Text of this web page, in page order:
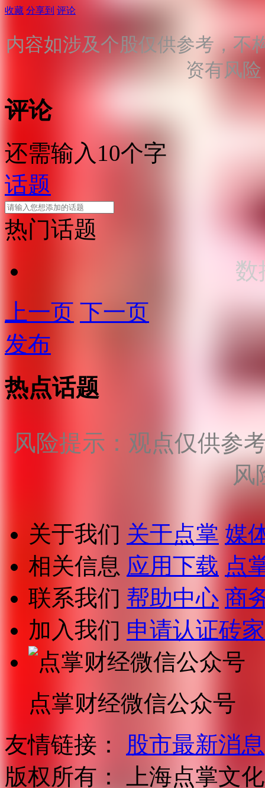
收藏 分享到 评论
内容如涉及个股仅供参考，不
资有风
评论
还需输入10个字
话题
热门话题
数
上一页 下一页
发布
热点话题
风险提示：观点仅供参
风
关于我们 关于点掌 媒
相关信息 应用下载 点
联系我们 帮助中心 商
加入我们 申请认证砖家
点掌财经微信公众号
友情链接：
股市最新消息
版权所有：
上海点掌文